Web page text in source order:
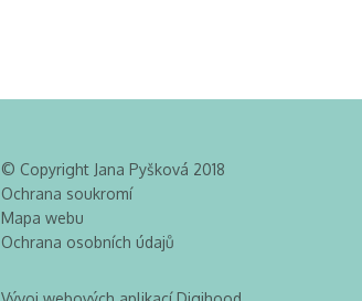
© Copyright Jana Pyšková 2018
Ochrana soukromí
Mapa webu
Ochrana osobních údajů